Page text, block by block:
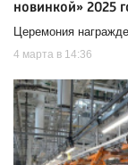
новинкой» 2025
Церемония
4 марта в 14:36